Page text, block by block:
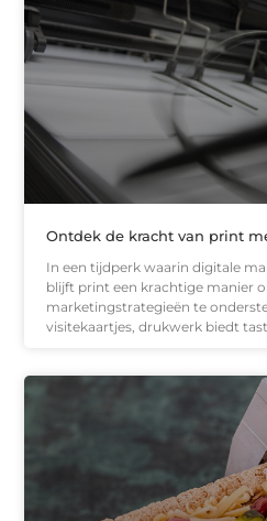
Ontdek de kracht van print
In een tijdperk waarin digitale
blijft print een krachtige manier
marketingstrategieën te
visitekaartjes, drukwerk biedt